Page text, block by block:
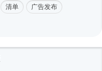
清单 广告发布